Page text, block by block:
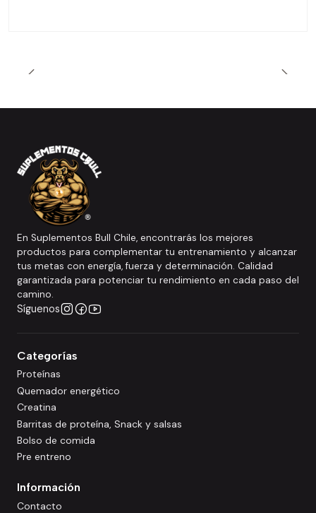
En Suplementos Bull Chile, encontrarás los mejores
productos para complementar tu entrenamiento y alcanzar
tus metas con energía, fuerza y determinación. Calidad
garantizada para potenciar tu rendimiento en cada paso del
camino.
Síguenos
Categorías
Proteínas
Quemador energético
Creatina
Barritas de proteína, Snack y salsas
Bolso de comida
Pre entreno
Información
Contacto